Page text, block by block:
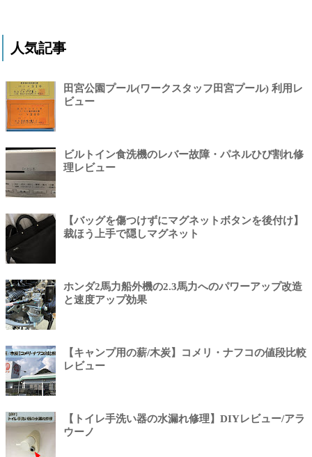
人気記事
田宮公園プール(ワークスタッフ田宮プール) 利用レ
ビュー
ビルトイン食洗機のレバー故障・パネルひび割れ修
理レビュー
【バッグを傷つけずにマグネットボタンを後付け】
裁ほう上手で隠しマグネット
ホンダ2馬力船外機の2.3馬力へのパワーアップ改造
と速度アップ効果
【キャンプ用の薪/木炭】コメリ・ナフコの値段比較
レビュー
【トイレ手洗い器の水漏れ修理】DIYレビュー/アラ
ウーノ